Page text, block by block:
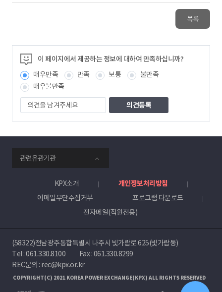
목록
이 페이지에서 제공하는 정보에 대하여 만족하십니까?
매우만족
만족 보통
불만족
매우불만족
의
견
을
겨
주
세
요
관련유관기관
KPX소개
개인정보처리방침
이메일무단수집거부
프로그램 다운로드
전자메일(직원전용)
(58322)전남광주통합특별시 나주시 빛가람로 625(빛가람동)
Tel :061.330.8100
Fax : 061.330.8299
REC문의 : rec@kpx.or.kr
COPYRIGHT(C) 2021 KOREA POWER EXCHANGE(KPX) ALL RIGHTS RESERVED